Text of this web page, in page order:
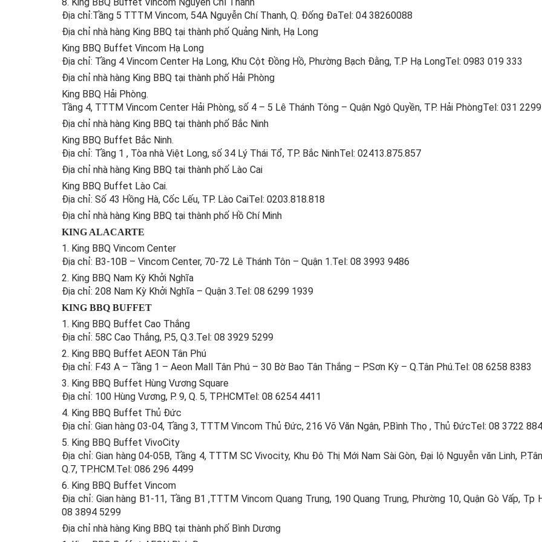
Địa chỉ:Tầng 5 TTTM Vincom, 54A Nguyễn Chí Thanh, Q. Đống ĐaTel: 04 38260088
Địa chỉ nhà hàng King BBQ tại thành phố Quảng Ninh, Hạ Long
King BBQ Buffet Vincom Hạ Long
Địa chỉ: Tầng 4 Vincom Center Hạ Long, Khu Cột Đồng Hồ, Phường Bạch Đằng, T.P Hạ LongTel: 0983 019 333
Địa chỉ nhà hàng King BBQ tại thành phố Hải Phòng
King BBQ Hải Phòng.
Tầng 4, TTTM Vincom Center Hải Phòng, số 4 – 5 Lê Thánh Tông – Quận Ngô Quyền, TP. Hải PhòngTel: 031
Địa chỉ nhà hàng King BBQ tại thành phố Bắc Ninh
King BBQ Buffet Bắc Ninh.
Địa chỉ: Tầng 1 , Tòa nhà Việt Long, số 34 Lý Thái Tổ, TP. Bắc NinhTel: 02413.875.857
Địa chỉ nhà hàng King BBQ tại thành phố Lào Cai
King BBQ Buffet Lào Cai.
Địa chỉ: Số 43 Hồng Hà, Cốc Lếu, TP. Lào CaiTel: 0203.818.818
Địa chỉ nhà hàng King BBQ tại thành phố Hồ Chí Minh
KING ALACARTE
1. King BBQ Vincom Center
Địa chỉ: B3-10B – Vincom Center, 70-72 Lê Thánh Tôn – Quận 1.Tel: 08 3993 9486
2. King BBQ Nam Kỳ Khởi Nghĩa
Địa chỉ: 208 Nam Kỳ Khởi Nghĩa – Quận 3.Tel: 08 6299 1939
KING BBQ BUFFET
1. King BBQ Buffet Cao Thắng
Địa chỉ: 58C Cao Thắng, P.5, Q.3.Tel: 08 3929 5299
2. King BBQ Buffet AEON Tân Phú
Địa chỉ: F43 A – Tầng 1 – Aeon Mall Tân Phú – 30 Bờ Bao Tân Thắng – P.Sơn Kỳ – Q.Tân Phú.Tel: 08 6258 8383
3. King BBQ Buffet Hùng Vương Square
Địa chỉ: 100 Hùng Vương, P. 9, Q. 5, TP.HCMTel: 08 6254 4411
4. King BBQ Buffet Thủ Đức
Địa chỉ: Gian hàng 03-04, Tầng 3, TTTM Vincom Thủ Đức, 216 Võ Văn Ngân, P.Bình Thọ , Thủ ĐứcTel: 08 3722
5. King BBQ Buffet VivoCity
Địa chỉ: Gian hàng 04-05B, Tầng 4, TTTM SC Vivocity, Khu Đô Thị Mới Nam Sài Gòn, Đại lộ Nguyễn văn Linh,
Q.7, TP.HCM.Tel: 086 296 4499
6. King BBQ Buffet Vincom
Địa chỉ: Gian hàng B1-11, Tầng B1 ,TTTM Vincom Quang Trung, 190 Quang Trung, Phường 10, Quận Gò Vấp, Tp
08 3894 5299
Địa chỉ nhà hàng King BBQ tại thành phố Bình Dương